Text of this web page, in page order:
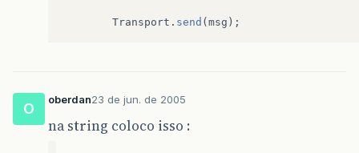
Transport . send (msg );
O
oberdan23 de jun. de 2005
na string coloco isso :